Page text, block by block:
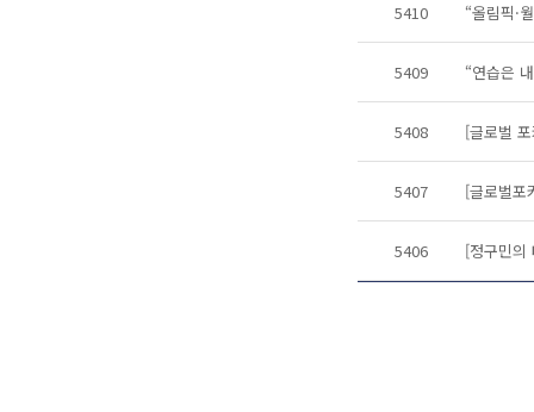
5410 “올림픽·
5409 “연습은
5408 [글로벌
5407 [글로벌포
5406 [정구민